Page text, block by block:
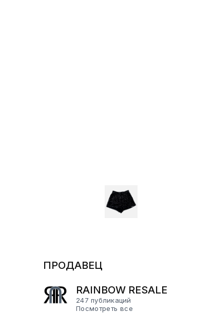
ПРОДАВЕЦ
RAINBOW RESALE
247 публикаций
Посмотреть все